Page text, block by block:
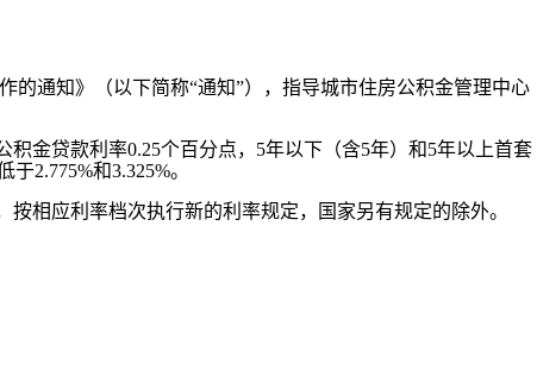
的通知》（以下简称“通知”），指导城市住房公积金管理中心
金贷款利率0.25个百分点，5年以下（含5年）和5年以上首套
2.775%和3.325%。
相应利率档次执行新的利率规定，国家另有规定的除外。